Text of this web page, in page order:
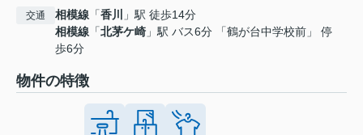
交通 相模線 「香川
」駅 徒歩14分
相模線 「北茅ケ崎 」駅 バス6分 「鶴が台中学校前」 停
歩6分
物件の特徴